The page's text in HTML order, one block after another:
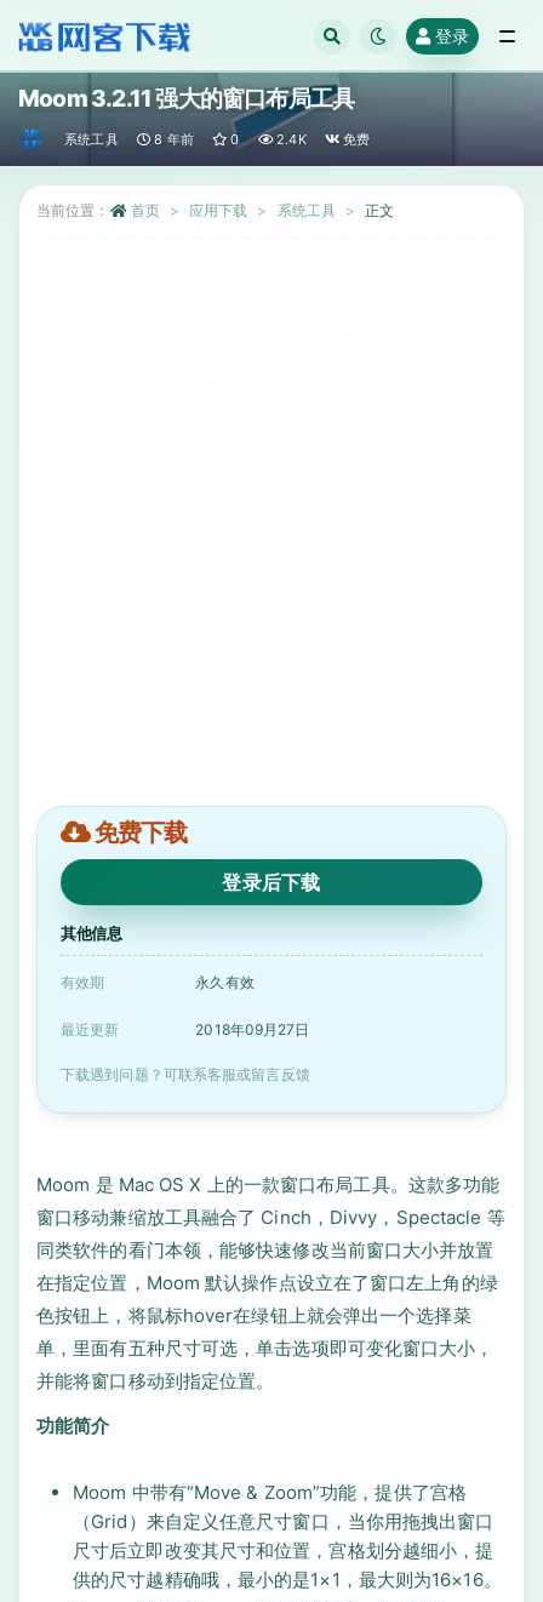
登录
Moom 3.2.11 强大的窗口布局工具
系统工具 8 年前 0 2.4K 免费
当前位置： 首页 应用下载 系统工具 正文
免费下载
登录后下载
其他信息
有效期 永久有效
最近更新 2018年09月27日
下载遇到问题？可联系客服或留言反馈
Moom 是 Mac OS X 上的一款窗口布局工具。这款多功能
窗口移动兼缩放工具融合了 Cinch，Divvy，Spectacle 等
同类软件的看门本领，能够快速修改当前窗口大小并放置
在指定位置，Moom 默认操作点设立在了窗口左上角的绿
色按钮上，将鼠标hover在绿钮上就会弹出一个选择菜
单，里面有五种尺寸可选，单击选项即可变化窗口大小，
并能将窗口移动到指定位置。
功能简介
Moom 中带有“Move & Zoom”功能，提供了宫格
（Grid）来自定义任意尺寸窗口，当你用拖拽出窗口
尺寸后立即改变其尺寸和位置，宫格划分越细小，提
供的尺寸越精确哦，最小的是1×1，最大则为16×16。
全部